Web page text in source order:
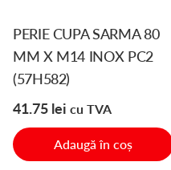
PERIE CUPA SARMA 80
MM X M14 INOX PC2
(57H582)
41.75 lei cu TVA
Adaugă în coș